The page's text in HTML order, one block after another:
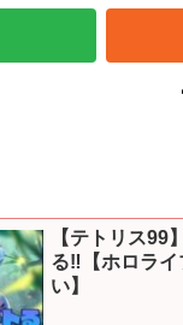
【テトリス99
る‼【ホロラ
い】